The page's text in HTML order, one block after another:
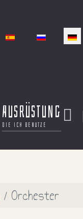
Sprache auswählen
Ausrüstung
die ich benutze
Orchester